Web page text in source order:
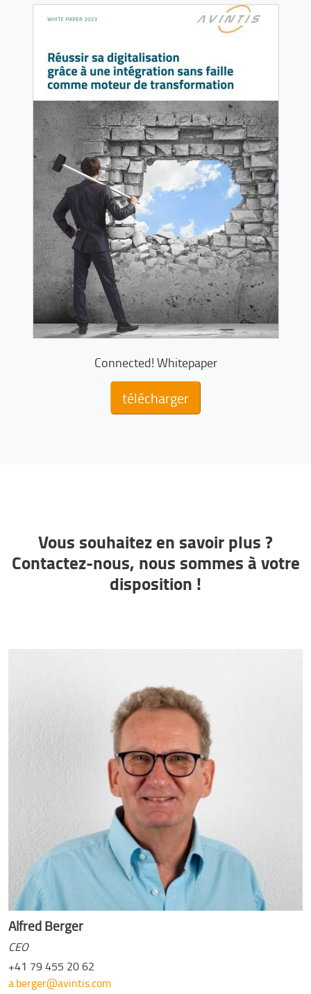
Connected! Whitepaper
télécharger
Vous souhaitez en savoir plus ?
Contactez-nous, nous sommes à votre
disposition !
Alfred Berger
CEO
+41 79 455 20 62
a.berger@avintis.com